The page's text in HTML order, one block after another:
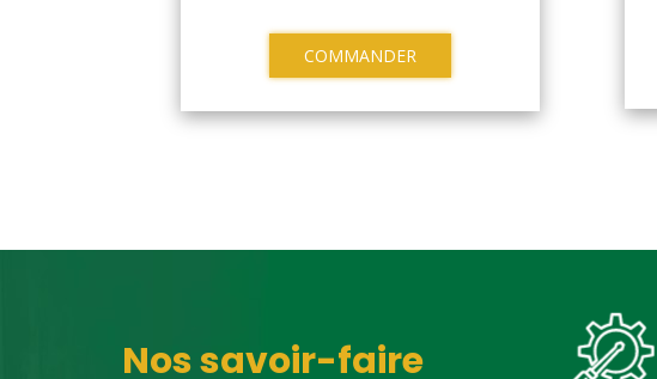
COMMANDER
Nos savoir-faire